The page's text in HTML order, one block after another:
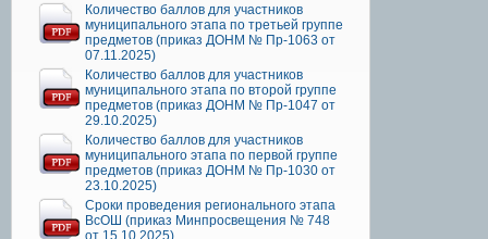
Количество баллов для участников
муниципального этапа по третьей группе
предметов (приказ ДОНМ № Пр-1063 от
07.11.2025)
Количество баллов для участников
муниципального этапа по второй группе
предметов (приказ ДОНМ № Пр-1047 от
29.10.2025)
Количество баллов для участников
муниципального этапа по первой группе
предметов (приказ ДОНМ № Пр-1030 от
23.10.2025)
Сроки проведения регионального этапа
ВсОШ (приказ Минпросвещения № 748
от 15.10.2025)